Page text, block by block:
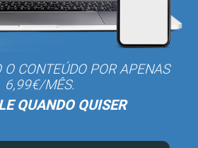
CONTEÚDO POR APENAS
6,99€/MÊS.
QUANDO QUISER